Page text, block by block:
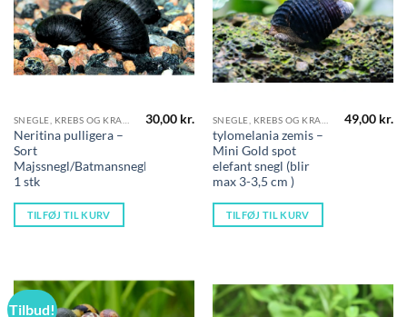
Neritina pulligera –
Sort
Majssnegl/Batmansnegl
1 stk
30,00 kr.
TILFØJ TIL KURV
tylomelania zemis –
Mini Gold spot
elefant snegl (blir
max 3-3,5 cm )
49,00 kr.
TILFØJ TIL KURV
Tilbud!